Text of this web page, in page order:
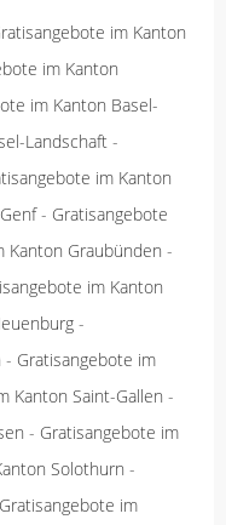
im Kanton
im Kanton
im Kanton Basel-
Landschaft -
im Kanton
- Gratisangebote
Kanton Graubünden -
im Kanton
-
- Gratisangebote im
Kanton Saint-Gallen -
- Gratisangebote im
Solothurn -
Gratisangebote im